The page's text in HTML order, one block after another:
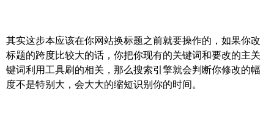
其实这步本应该在你网站换标题之前就要操作的，如果你改
标题的跨度比较大的话，你把你现有的关键词和要改的主关
键词利用工具刷的相关，那么搜索引擎就会判断你修改的幅
度不是特别大，会大大的缩短识别你的时间。